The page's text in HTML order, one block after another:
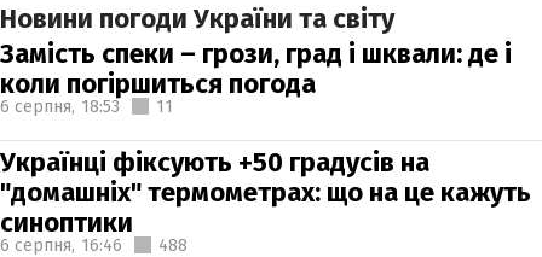
Новини погоди України та світу
Замість спеки – грози, град і шквали: де і
коли погіршиться погода
6 серпня, 18:53 11
Українці фіксують +50 градусів на
"домашніх" термометрах: що на це кажуть
синоптики
6 серпня, 16:46 488